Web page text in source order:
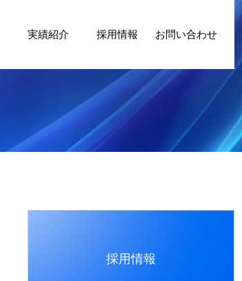
実績紹介 採用情報 お問い合わせ
採用情報